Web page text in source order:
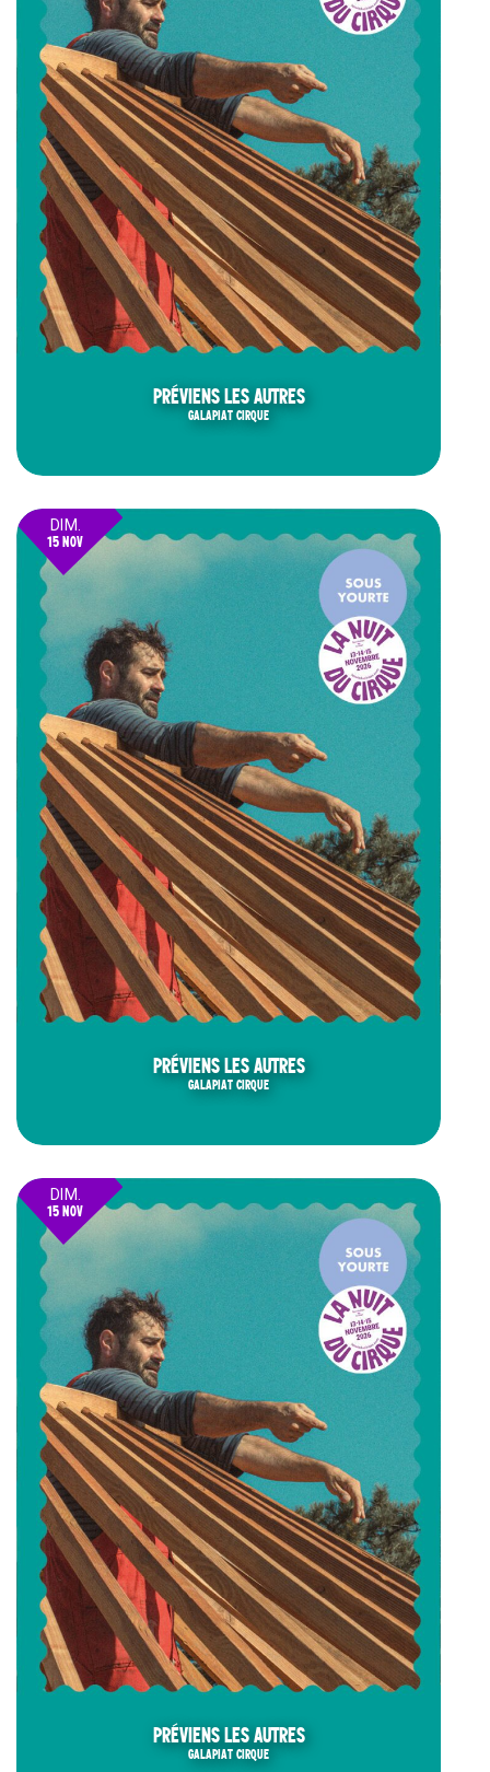
PRÉVIENS LES AUTRES
GALAPIAT CIRQUE
DIM.
15 NOV
PRÉVIENS LES AUTRES
GALAPIAT CIRQUE
DIM.
15 NOV
PRÉVIENS LES AUTRES
GALAPIAT CIRQUE